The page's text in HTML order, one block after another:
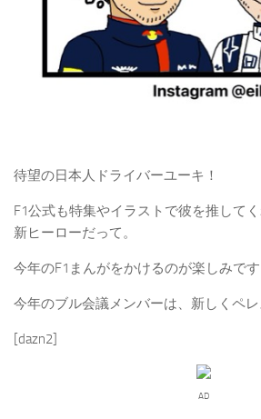
待望の日本人ドライバーユーキ！
F1公式も特集やイラストで彼を推して
新ヒーローだって。
今年のF1まんがをかけるのが楽しみです
今年のブル会議メンバーは、新しくペレ
[dazn2]
AD